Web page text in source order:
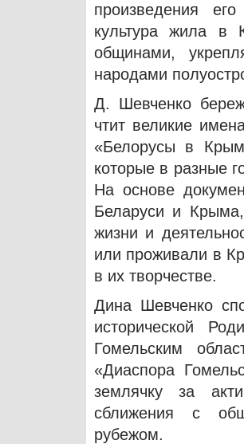
произведения
культура жила в
общинами,
народами
Д. Шевченко
чтит великие
«Белорусы в
которые в разные
На основе
Беларуси и Крыма,
жизни и
или проживали в
в их творчестве.
Дина Шевченко
исторической
Гомельским
«Диаспора
землячку за
сближения с
рубежом.